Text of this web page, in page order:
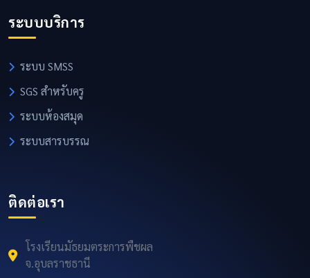
ระบบบริการ
SGS สำหรับครู
ระบบห้องสมุด
ติดต่อเรา
โรงเรียนมัธยมตระการพืชผล
จ.อุบลราชธานี